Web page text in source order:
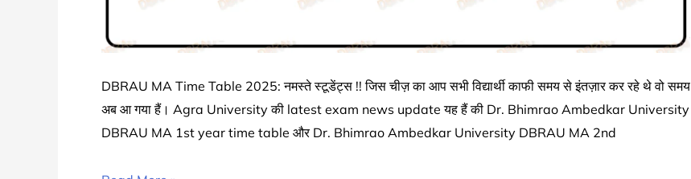
DBRAU MA Time Table 2025: नमस्ते स्टूडेंट्स !! जिस चीज़ का आप सभी विद्यार्थी काफी समय से इंतज़ार कर रहे थे वो समय
अब आ गया हैं। Agra University की latest exam news update यह हैं की Dr. Bhimrao Ambedkar University
DBRAU MA 1st year time table और Dr. Bhimrao Ambedkar University DBRAU MA 2nd